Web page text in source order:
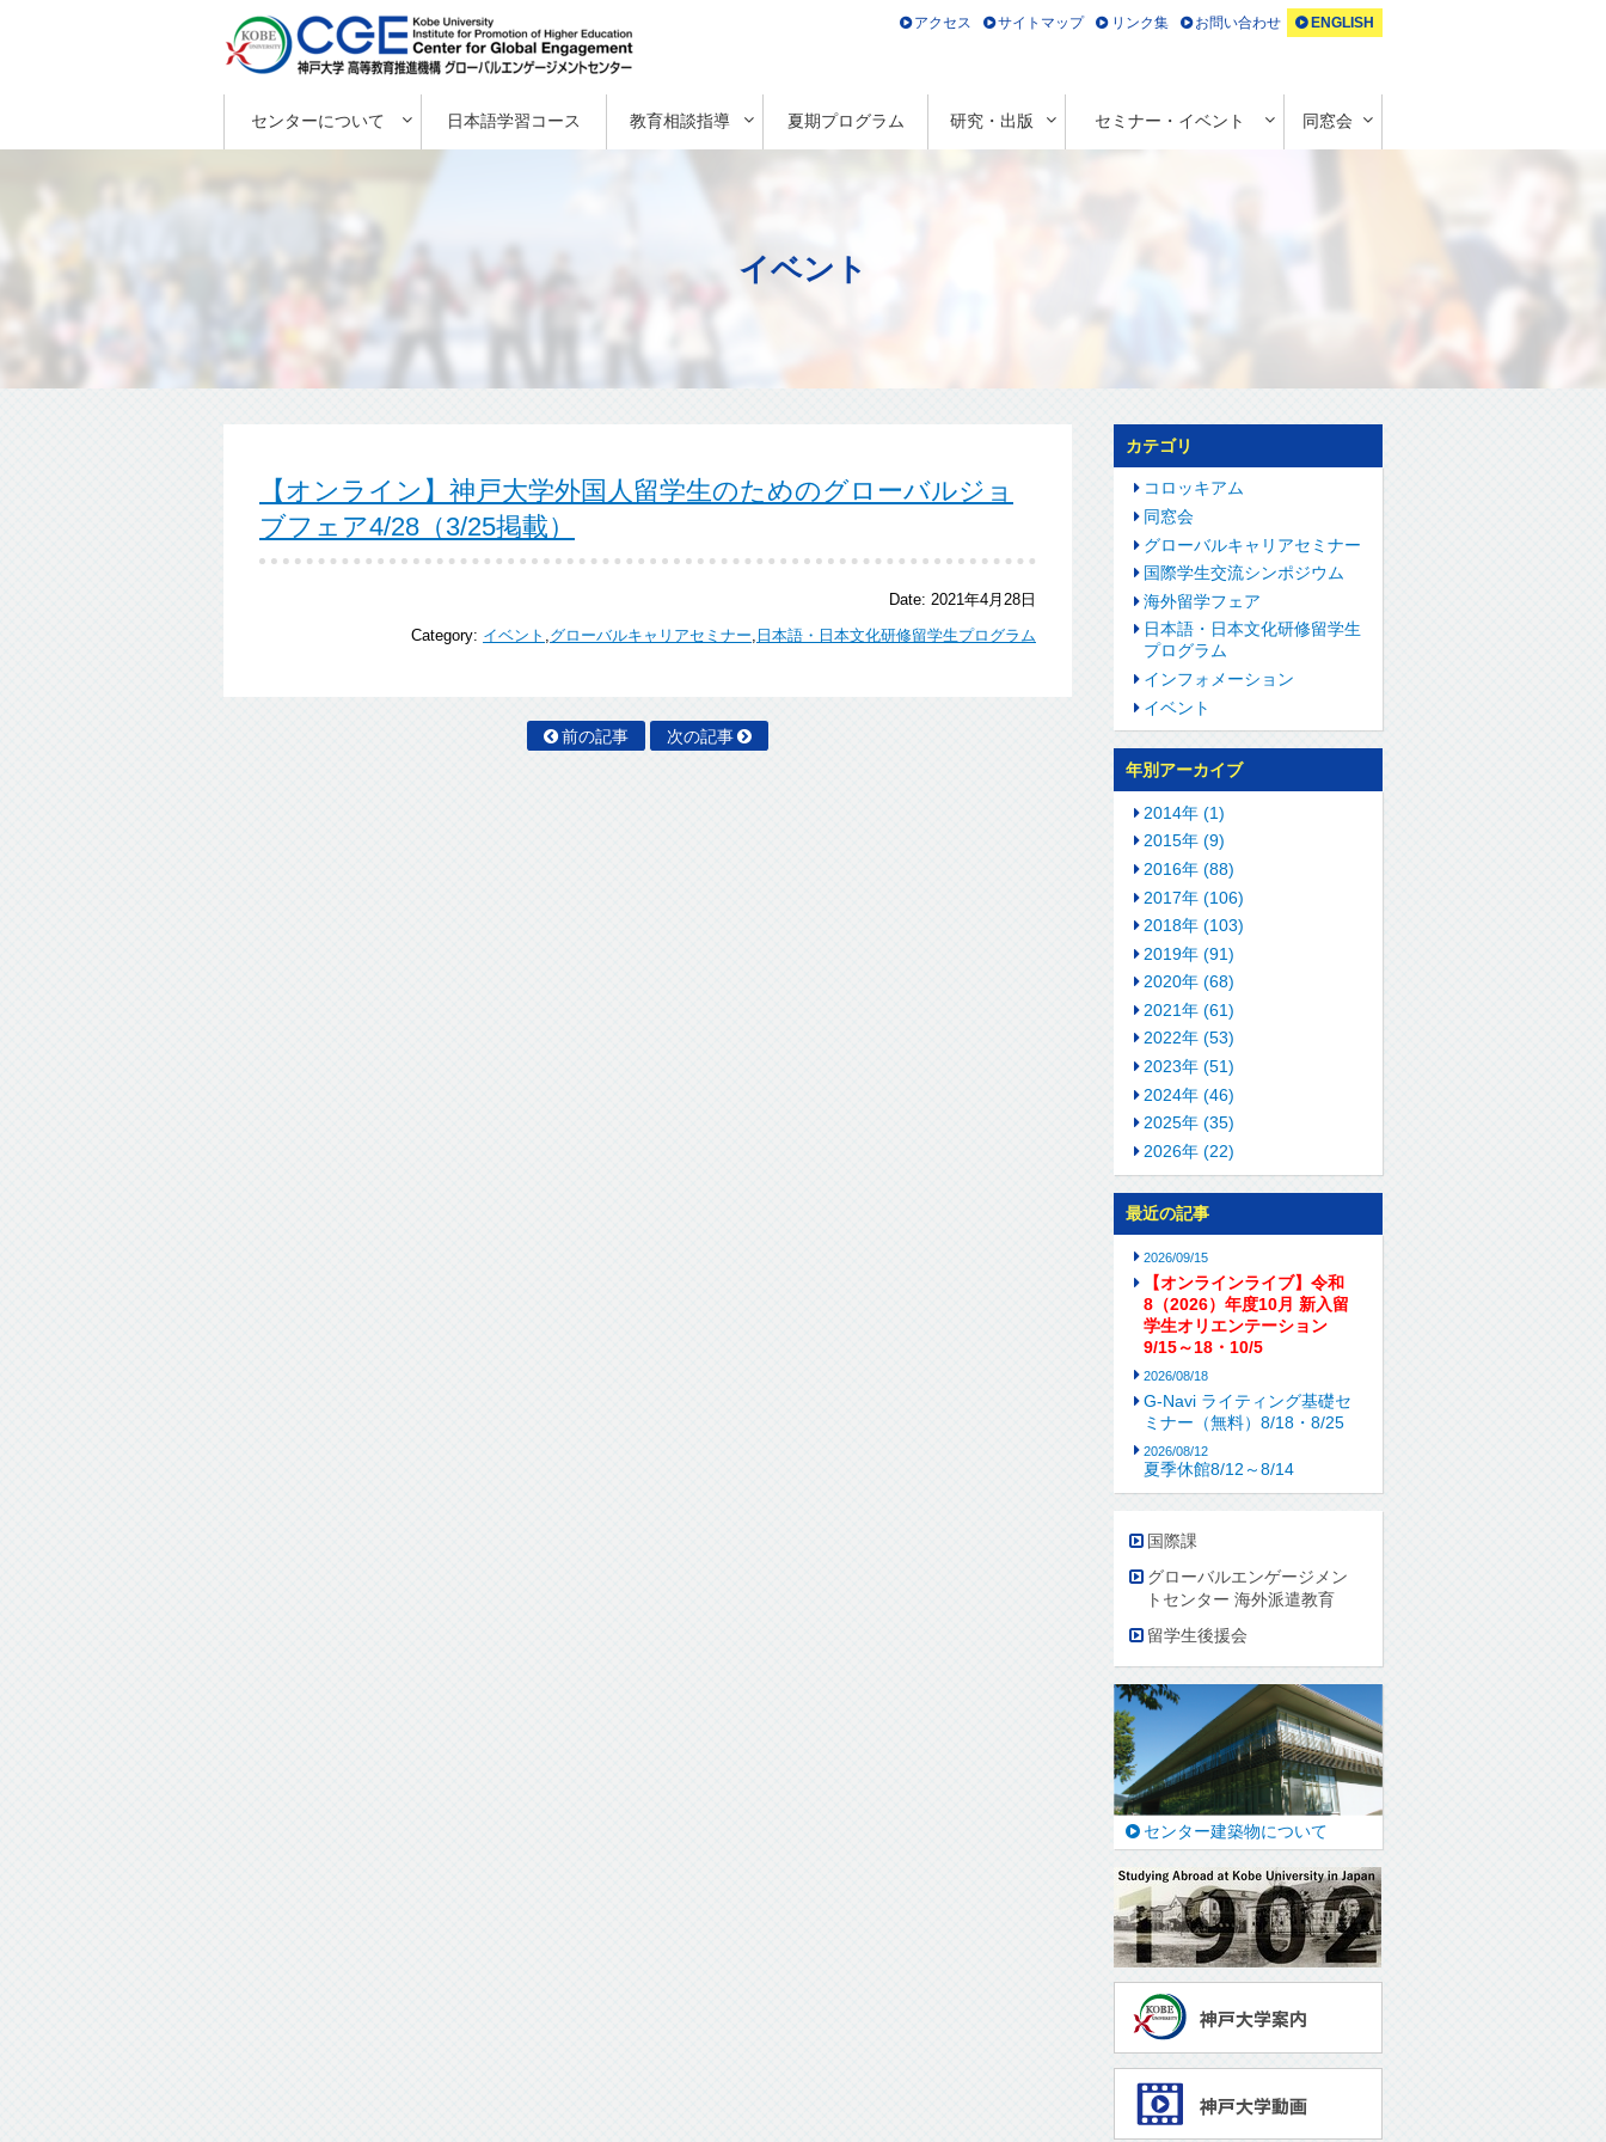
センターについて 日本語学習コース 教育相談指導 夏期プログラム 研究・出版 セミナー・イベント 同窓会
アクセス サイトマップ リンク集 お問い合わせ ENGLISH
イベント
【オンライン】神戸大学外国人留学生のためのグローバルジョ
ブフェア4/28（3/25掲載）
Date: 2021年4月28日
Category: イベント グローバルキャリアセミナー 日本語・日本文化研修留学生プログラム
前の記事 次の記事
カテゴリ
コロッキアム
同窓会
グローバルキャリアセミナー
国際学生交流シンポジウム
海外留学フェア
日本語・日本文化研修留学生
プログラム
インフォメーション
イベント
年別アーカイブ
2014年 (1)
2015年 (9)
2016年 (88)
2017年 (106)
2018年 (103)
2019年 (91)
2020年 (68)
2021年 (61)
2022年 (53)
2023年 (51)
2024年 (46)
2025年 (35)
2026年 (22)
最近の記事
2026/09/15
【オンラインライブ】令和
8（2026）年度10月 新入留
学生オリエンテーション
9/15～18・10/5
2026/08/18
G-Navi ライティング基礎セ
ミナー（無料）8/18・8/25
2026/08/12
夏季休館8/12～8/14
国際課
グローバルエンゲージメン
トセンター 海外派遣教育
留学生後援会
センター建築物について